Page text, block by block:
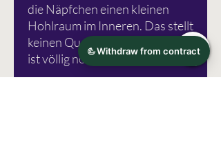
die Näpfchen einen kleinen
Hohlraum im Inneren. Das stellt
keinen Qualitätsmangel dar und
ist völlig normal.